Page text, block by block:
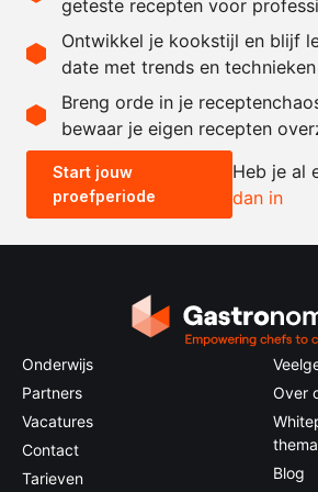
Recept omrekenen
- +
0.5x 1x 2x
geteste recepten voor
Ontwikkel je kookstijl en blijf
date met trends en technieken
Breng orde in je
bewaar je eigen recepten
Start jouw
proefperiode
Heb je al
dan in
Onderwijs
Partners
Vacatures
Contact
Tarieven
Over
Blog